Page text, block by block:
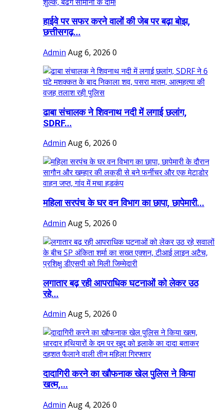
हाईवे पर सफर करने वालों की जेब पर बढ़ा बोझ,
छत्तीसगढ़...
Admin Aug 6, 2026 0
ढाबा संचालक ने शिवनाथ नदी में लगाई छलांग,
SDRF...
Admin Aug 6, 2026 0
महिला सरपंच के घर वन विभाग का छापा, छापेमारी...
Admin Aug 5, 2026 0
लगातार बढ़ रही आपराधिक घटनाओं को लेकर उठ
रहे...
Admin Aug 5, 2026 0
दादागिरी करने का खौफनाक खेल पुलिस ने किया
खत्म,...
Admin Aug 4, 2026 0